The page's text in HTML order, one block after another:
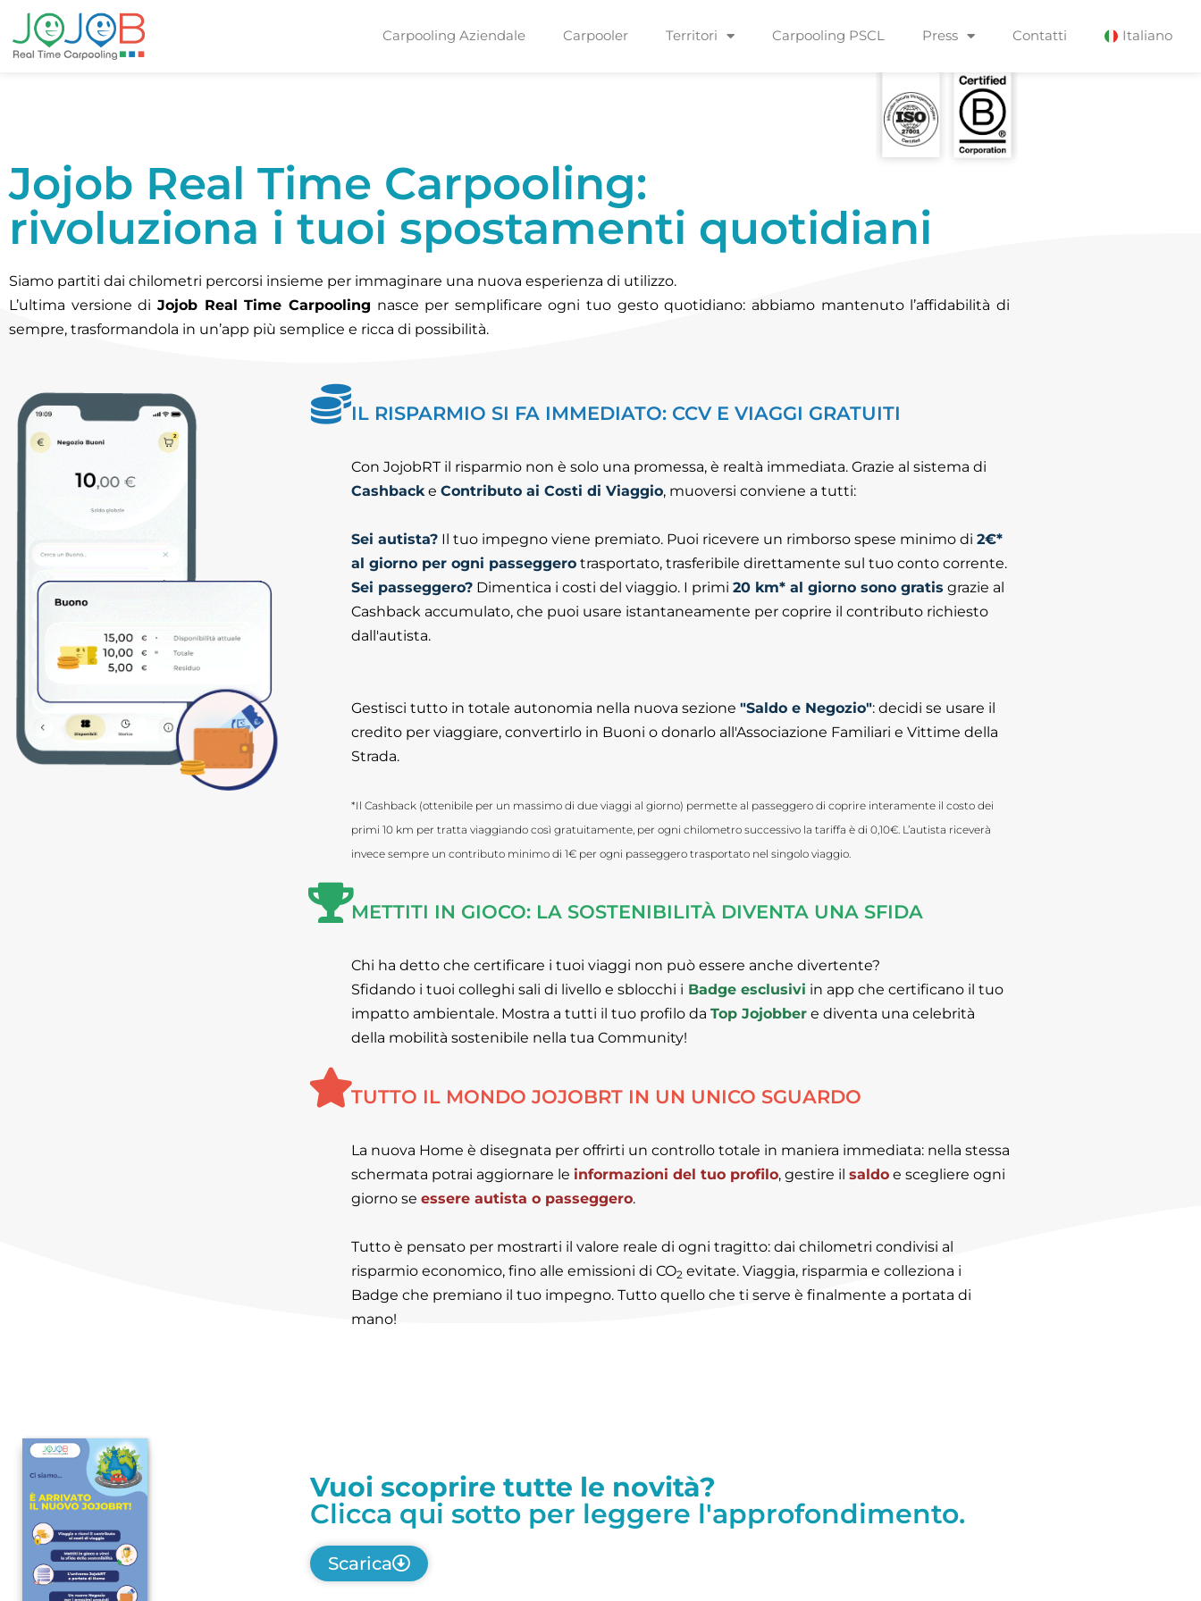
Carpooling Aziendale Carpooler Territori Carpooling PSCL Press Contatti Italiano
Jojob Real Time Carpooling:
rivoluziona i tuoi spostamenti quotidiani
Siamo partiti dai chilometri percorsi insieme per immaginare una nuova esperienza di utilizzo.
L’ultima versione di Jojob Real Time Carpooling nasce per semplificare ogni tuo gesto quotidiano: abbiamo mantenuto l’affidabilità di
sempre, trasformandola in un’app più semplice e ricca di possibilità.
IL RISPARMIO SI FA IMMEDIATO: CCV E VIAGGI GRATUITI
Con JojobRT il risparmio non è solo una promessa, è realtà immediata. Grazie al sistema di
Cashback e Contributo ai Costi di Viaggio, muoversi conviene a tutti:
Sei autista?Il tuo impegno viene premiato. Puoi ricevere un rimborso spese minimo di 2€*
al giorno per ogni passeggerotrasportato, trasferibile direttamente sul tuo conto corrente.
Sei passeggero?Dimentica i costi del viaggio. I primi 20 km* al giorno sono gratis grazie al
Cashback accumulato, che puoi usare istantaneamente per coprire il contributo richiesto
dall'autista.
Gestisci tutto in totale autonomia nella nuova sezione "Saldo e Negozio": decidi se usare il
credito per viaggiare, convertirlo in Buoni o donarlo all'Associazione Familiari e Vittime della
Strada.
*Il Cashback (ottenibile per un massimo di due viaggi al giorno) permette al passeggero di coprire interamente il costo dei
primi 10 km per tratta viaggiando così gratuitamente, per ogni chilometro successivo la tariffa è di 0,10€. L’autista riceverà
invece sempre un contributo minimo di 1€ per ogni passeggero trasportato nel singolo viaggio.
METTITI IN GIOCO: LA SOSTENIBILITÀ DIVENTA UNA SFIDA
Chi ha detto che certificare i tuoi viaggi non può essere anche divertente?
Sfidando i tuoi colleghi sali di livello e sblocchi i Badge esclusivi in app che certificano il tuo
impatto ambientale. Mostra a tutti il tuo profilo da Top Jojobbere diventa una celebrità
della mobilità sostenibile nella tua Community!
TUTTO IL MONDO JOJOBRT IN UN UNICO SGUARDO
La nuova Home è disegnata per offrirti un controllo totale in maniera immediata: nella stessa
schermata potrai aggiornare le informazioni del tuo profilo, gestire il saldoe scegliere ogni
giorno se essere autista o passeggero.
Tutto è pensato per mostrarti il valore reale di ogni tragitto: dai chilometri condivisi al
risparmio economico, fino alle emissioni di CO2 evitate. Viaggia, risparmia e colleziona i
Badge che premiano il tuo impegno. Tutto quello che ti serve è finalmente a portata di
mano!
Vuoi scoprire tutte le novità?
Clicca qui sotto per leggere l'approfondimento.
Scarica